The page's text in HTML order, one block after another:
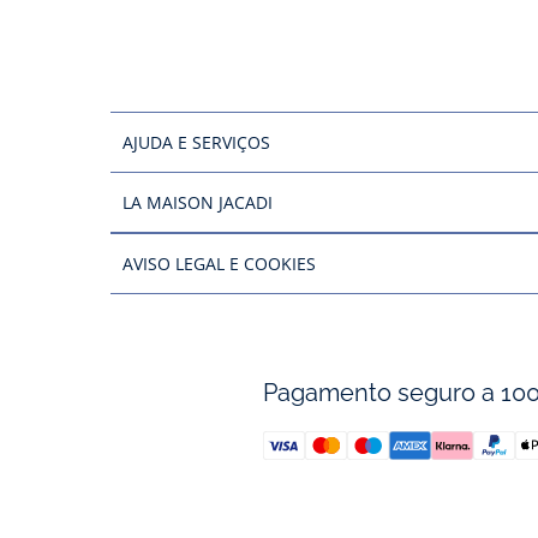
AJUDA E SERVIÇOS
LA MAISON JACADI
AVISO LEGAL E COOKIES
Pagamento seguro a